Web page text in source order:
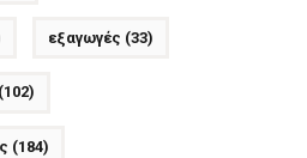
εξαγωγές (33)
(184)